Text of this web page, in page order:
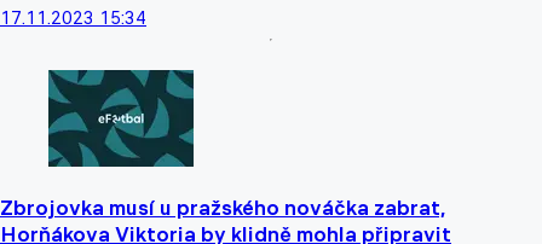
17.11.2023 15:34
Zbrojovka musí u pražského nováčka zabrat,
Horňákova Viktoria by klidně mohla připravit